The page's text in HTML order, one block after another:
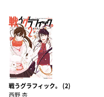
戦うグラフィック。 (2)
西野 杏